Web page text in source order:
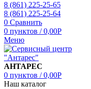
8 (861) 225-25-65
8 (861) 225-25-64
0 Сравнить
0 пунктов / 0,00Р
Меню
АНТАРЕС
0 пунктов / 0,00Р
Наш каталог